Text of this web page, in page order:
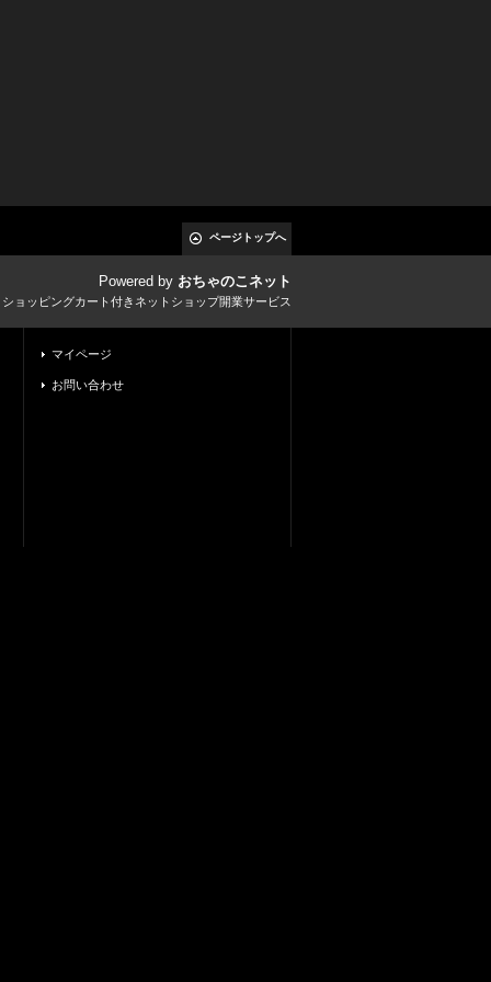
ページトップへ
Powered by おちゃのこネット
ョッピングカート付きネットショップ開業サービス
マイページ
お問い合わせ